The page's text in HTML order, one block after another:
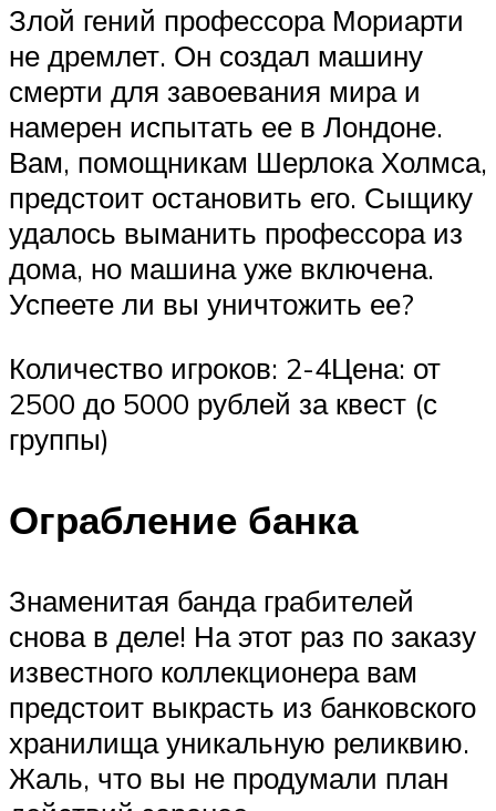
Злой гений профессора Мориарти
не дремлет. Он создал машину
смерти для завоевания мира и
намерен испытать ее в Лондоне.
Вам, помощникам Шерлока Холмса,
предстоит остановить его. Сыщику
удалось выманить профессора из
дома, но машина уже включена.
Успеете ли вы уничтожить ее?
Количество игроков: 2-4Цена: от
2500 до 5000 рублей за квест (с
группы)
Ограбление банка
Знаменитая банда грабителей
снова в деле! На этот раз по заказу
известного коллекционера вам
предстоит выкрасть из банковского
хранилища уникальную реликвию.
Жаль, что вы не продумали план